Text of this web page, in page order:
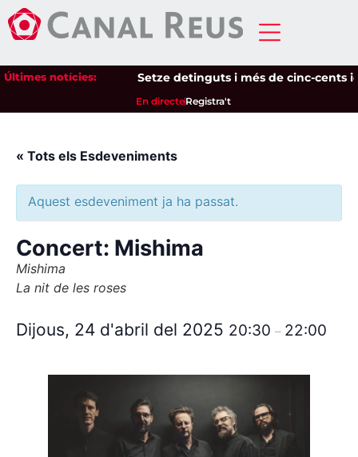
Últimes notícies: Setze detinguts i més de cinc-cents
En directeRegistra't
« Tots els Esdeveniments
Aquest esdeveniment ja ha passat.
Concert: Mishima
Mishima
La nit de les roses
Dijous, 24 d'abril del 2025 20:30 – 22:00